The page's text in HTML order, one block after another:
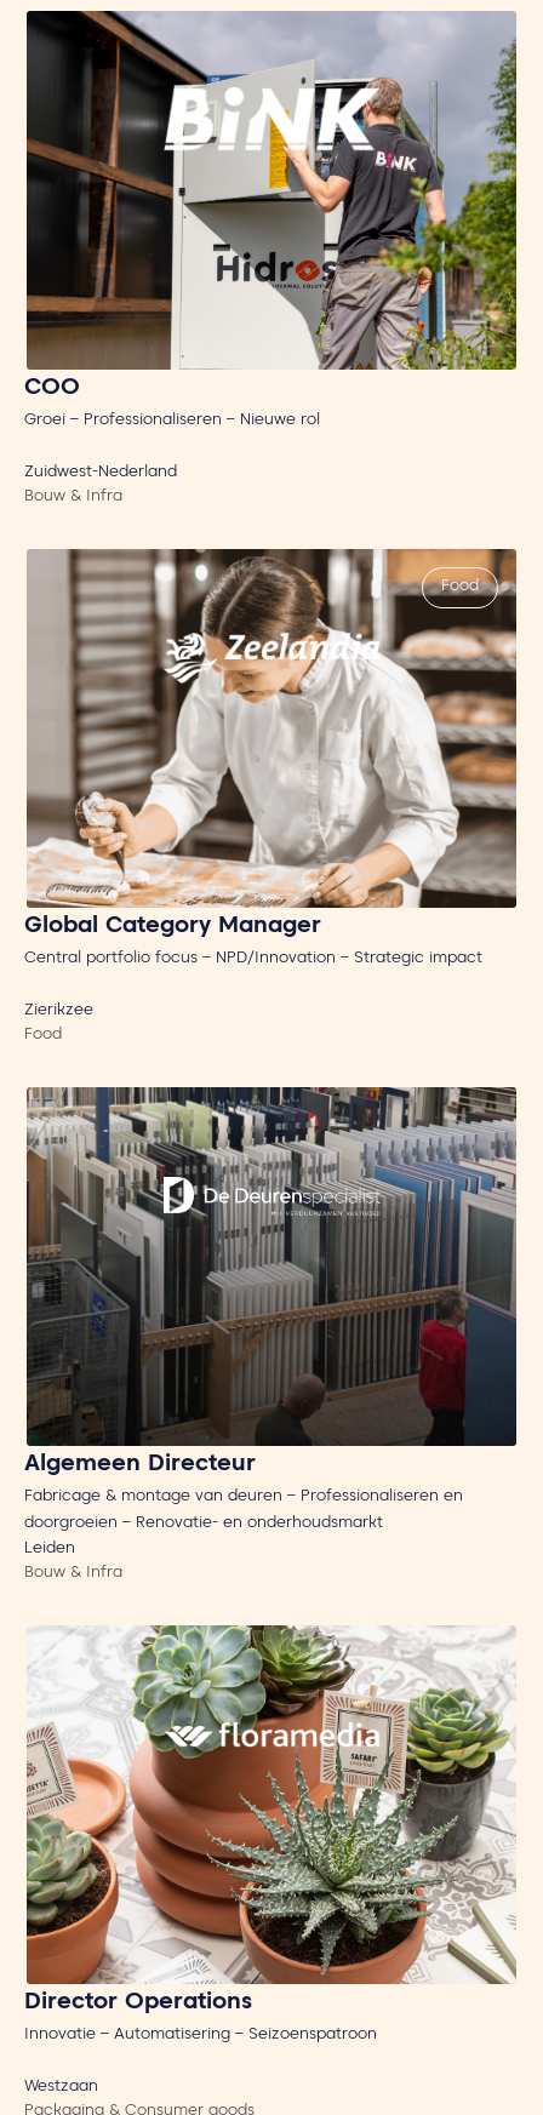
COO
Groei – Professionaliseren – Nieuwe rol
Zuidwest-Nederland
Bouw & Infra
Food
Global Category Manager
Central portfolio focus – NPD/Innovation – Strategic impact
Zierikzee
Food
Algemeen Directeur
Fabricage & montage van deuren – Professionaliseren en
doorgroeien – Renovatie- en onderhoudsmarkt
Leiden
Bouw & Infra
Director Operations
Innovatie – Automatisering – Seizoenspatroon
Westzaan
Packaging & Consumer goods